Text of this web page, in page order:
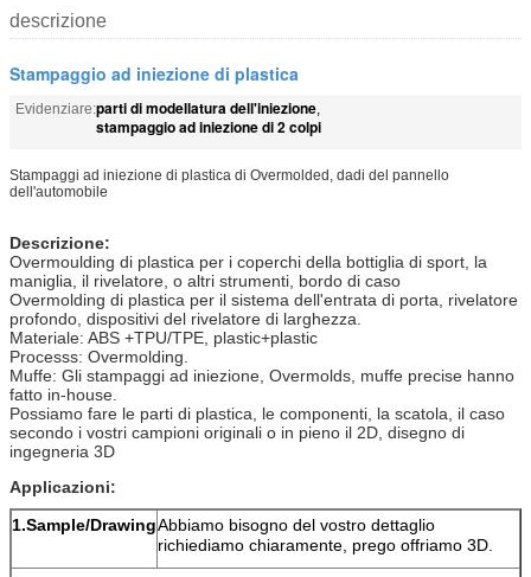
descrizione
Stampaggio ad iniezione di plastica
Evidenziare:parti di modellatura dell'iniezione,
stampaggio ad iniezione di 2 colpi
Stampaggi ad iniezione di plastica di Overmolded, dadi del pannello
dell'automobile
Descrizione:
Overmoulding di plastica per i coperchi della bottiglia di sport, la
maniglia, il rivelatore, o altri strumenti, bordo di caso
Overmolding di plastica per il sistema dell'entrata di porta, rivelatore
profondo, dispositivi del rivelatore di larghezza.
Materiale: ABS +TPU/TPE, plastic+plastic
Processs: Overmolding.
Muffe: Gli stampaggi ad iniezione, Overmolds, muffe precise hanno
fatto in-house.
Possiamo fare le parti di plastica, le componenti, la scatola, il caso
secondo i vostri campioni originali o in pieno il 2D, disegno di
ingegneria 3D
Applicazioni:
1.Sample/DrawingAbbiamo bisogno del vostro dettaglio
richiediamo chiaramente, prego offriamo 3D.